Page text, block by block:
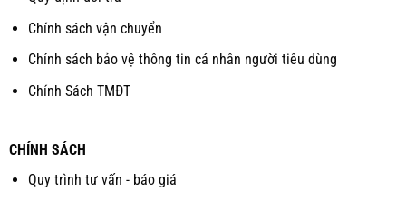
Chính sách vận chuyển
Chính sách bảo vệ thông tin cá nhân người tiêu dùng
Chính Sách TMĐT
CHÍNH SÁCH
Quy trình tư vấn - báo giá